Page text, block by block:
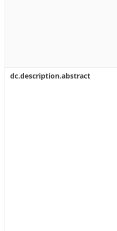
dc.description.abstract